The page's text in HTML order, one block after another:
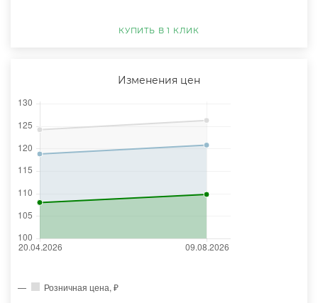
КУПИТЬ В 1 КЛИК
Изменения цен
Розничная цена, ₽